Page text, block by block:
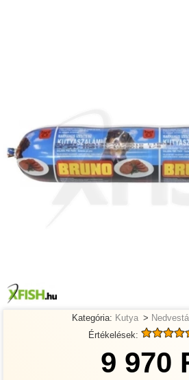
Kategória: Kutya >
Értékelések:
9 970